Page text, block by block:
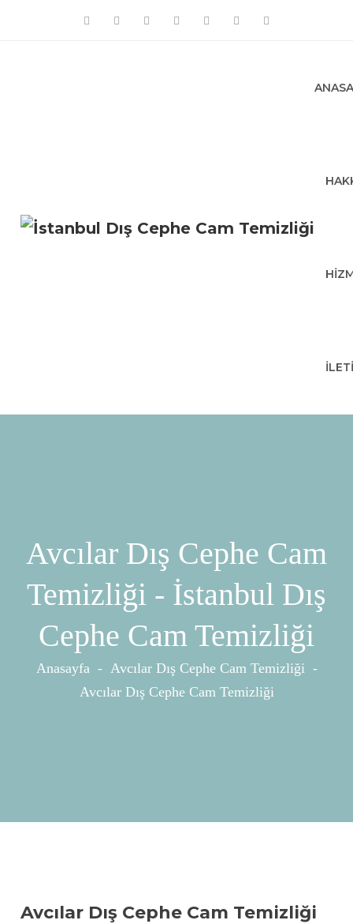
Avcılar Dış Cephe Cam
Temizliği - İstanbul Dış
Cephe Cam Temizliği
Anasayfa - Avcılar Dış Cephe Cam Temizliği -
Avcılar Dış Cephe Cam Temizliği
Avcılar Dış Cephe Cam Temizliği